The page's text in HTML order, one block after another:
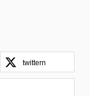
twittern